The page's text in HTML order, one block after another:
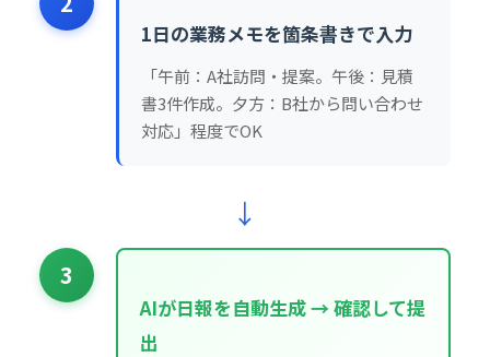
1日の業務メモを箇条書きで入力
「午前：A社訪問・提案。午後：見積
書3件作成。夕方：B社から問い合わせ
対応」程度でOK
↓
3
AIが日報を自動生成 → 確認して提
出